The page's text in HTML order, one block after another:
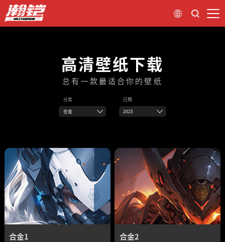
高清壁纸下载
总有一款最适合你的壁纸
分类
合金
日期
2025
合金1 合金2